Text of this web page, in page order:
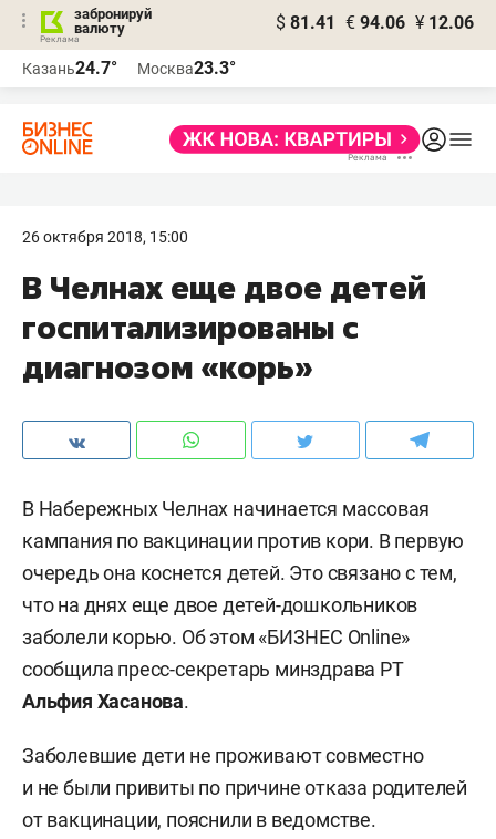
забронируй
валюту
$ 81.41 € 94.06 ¥ 12.06
Казань24.7° Москва23.3°
26 октября 2018, 15:00
В Челнах еще двое детей
госпитализированы с
диагнозом «корь»
В Набережных Челнах начинается массовая
кампания по вакцинации против кори. В первую
очередь она коснется детей. Это связано с тем,
что на днях еще двое детей-дошкольников
заболели корью. Об этом «БИЗНЕС Online»
сообщила пресс-секретарь минздрава РТ
Альфия Хасанова.
Заболевшие дети не проживают совместно
и не были привиты по причине отказа родителей
от вакцинации, пояснили в ведомстве.